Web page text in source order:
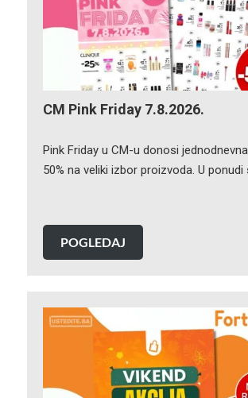
CM Pink Friday 7.8.2026.
Pink Friday u CM-u donosi
50% na veliki izbor proizvoda. U ponudi
POGLEDAJ